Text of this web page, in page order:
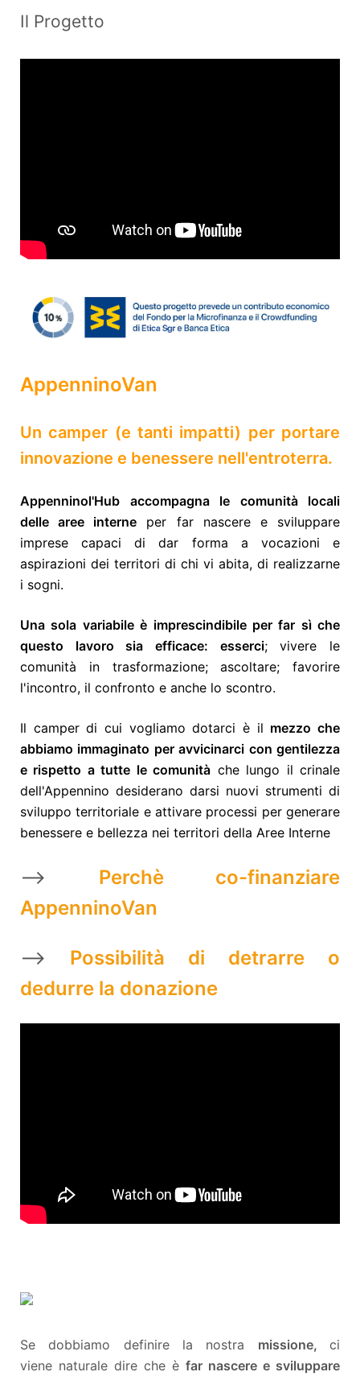
Il Progetto
AppenninoVan
Un camper (e tanti impatti) per portare
innovazione e benessere nell'entroterra.
Appenninol'Hub accompagna le comunità locali
delle aree interne per far nascere e sviluppare
imprese capaci di dar forma a vocazioni e
aspirazioni dei territori di chi vi abita, di realizzarne
i sogni.
Una sola variabile è imprescindibile per far sì che
questo lavoro sia efficace: esserci; vivere le
comunità in trasformazione; ascoltare; favorire
l'incontro, il confronto e anche lo scontro.
Il camper di cui vogliamo dotarci è il mezzo che
abbiamo immaginato per avvicinarci con gentilezza
e rispetto a tutte le comunità che lungo il crinale
dell'Appennino desiderano darsi nuovi strumenti di
sviluppo territoriale e attivare processi per generare
benessere e bellezza nei territori della Aree Interne
--> Perchè co-finanziare
AppenninoVan
--> Possibilità di detrarre o
dedurre la donazione
Se dobbiamo definire la nostra missione,ci
viene naturale dire che è far nascere e sviluppare